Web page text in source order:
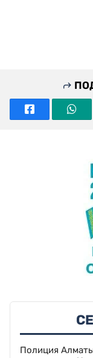
Полиция